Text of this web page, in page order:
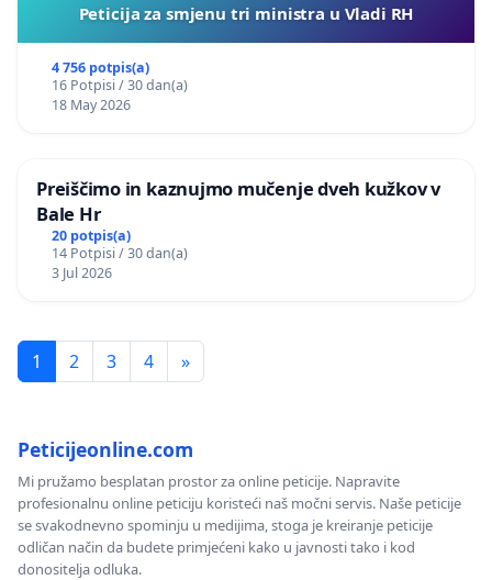
Peticija za smjenu tri ministra u Vladi RH
4 756 potpis(a)
16 Potpisi / 30 dan(a)
18 May 2026
Preiščimo in kaznujmo mučenje dveh kužkov v
Bale Hr
20 potpis(a)
14 Potpisi / 30 dan(a)
3 Jul 2026
1 2 3 4 »
Peticijeonline.com
Mi pružamo besplatan prostor za online peticije. Napravite
profesionalnu online peticiju koristeći naš močni servis. Naše peticije
se svakodnevno spominju u medijima, stoga je kreiranje peticije
odličan način da budete primjećeni kako u javnosti tako i kod
donositelja odluka.